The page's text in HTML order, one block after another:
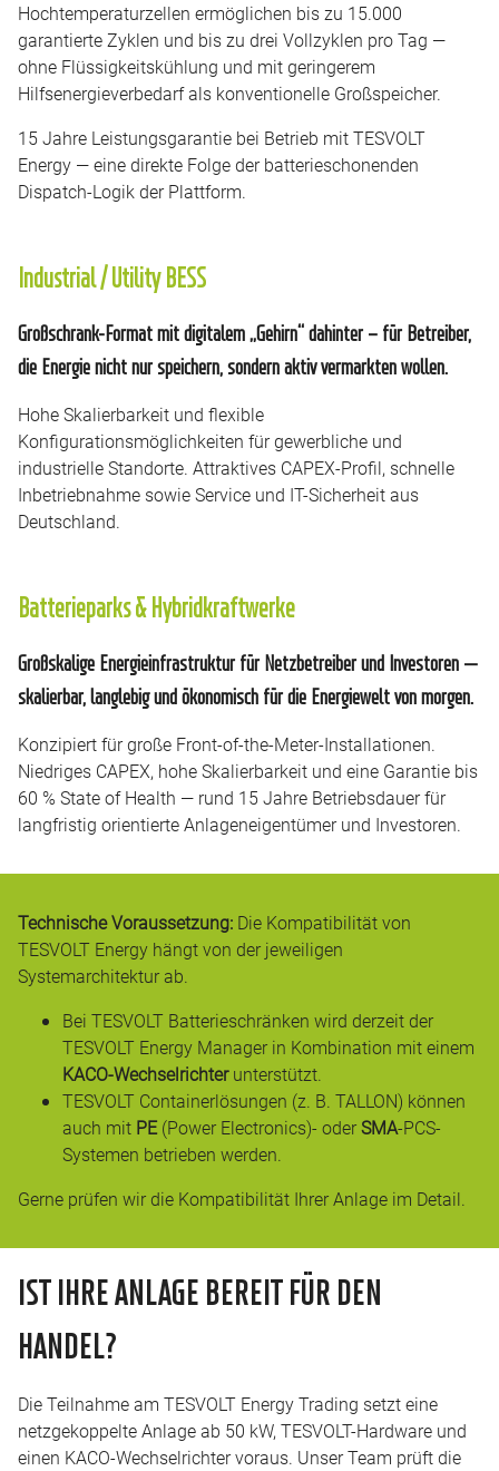
Hochtemperaturzellen ermöglichen bis zu 15.000
garantierte Zyklen und bis zu drei Vollzyklen pro Tag —
ohne Flüssigkeitskühlung und mit geringerem
Hilfsenergieverbedarf als konventionelle Großspeicher.
15 Jahre Leistungsgarantie bei Betrieb mit TESVOLT
Energy — eine direkte Folge der batterieschonenden
Dispatch-Logik der Plattform.
Industrial / Utility BESS
Großschrank-Format mit digitalem „Gehirn“ dahinter – für Betreiber,
die Energie nicht nur speichern, sondern aktiv vermarkten wollen.
Hohe Skalierbarkeit und flexible
Konfigurationsmöglichkeiten für gewerbliche und
industrielle Standorte. Attraktives CAPEX-Profil, schnelle
Inbetriebnahme sowie Service und IT-Sicherheit aus
Deutschland.
Batterieparks & Hybridkraftwerke
Großskalige Energieinfrastruktur für Netzbetreiber und Investoren —
skalierbar, langlebig und ökonomisch für die Energiewelt von morgen.
Konzipiert für große Front-of-the-Meter-Installationen.
Niedriges CAPEX, hohe Skalierbarkeit und eine Garantie bis
60 % State of Health — rund 15 Jahre Betriebsdauer für
langfristig orientierte Anlage­neigentümer und Investoren.
Technische Voraussetzung: Die Kompatibilität von
TESVOLT Energy hängt von der jeweiligen
Systemarchitektur ab.
Bei TESVOLT Batterieschränken wird derzeit der
TESVOLT Energy Manager in Kombination mit einem
KACO-Wechselrichterunterstützt.
TESVOLT Containerlösungen (z. B. TALLON) können
auch mit PE(Power Electronics)- oderSMA-PCS-
Systemen betrieben werden.
Gerne prüfen wir die Kompatibilität Ihrer Anlage im Detail.
IST IHRE ANLAGE BEREIT FÜR DEN
HANDEL?
Die Teilnahme am TESVOLT Energy Trading setzt eine
netzgekoppelte Anlage ab 50 kW, TESVOLT-Hardware und
einen KACO-Wechselrichter voraus. Unser Team prüft die